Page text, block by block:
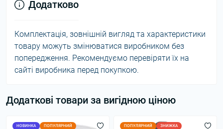
Додатково
Комплектація, зовнішній вигляд та характеристики
товару можуть змінюватися виробником без
попередження. Рекомендуємо перевіряти їх на
сайті виробника перед покупкою.
Додаткові товари за вигідною ціною
НОВИНКА
ПОПУЛЯРНИЙ
ПОПУЛЯРНИЙ ЗНИЖКА